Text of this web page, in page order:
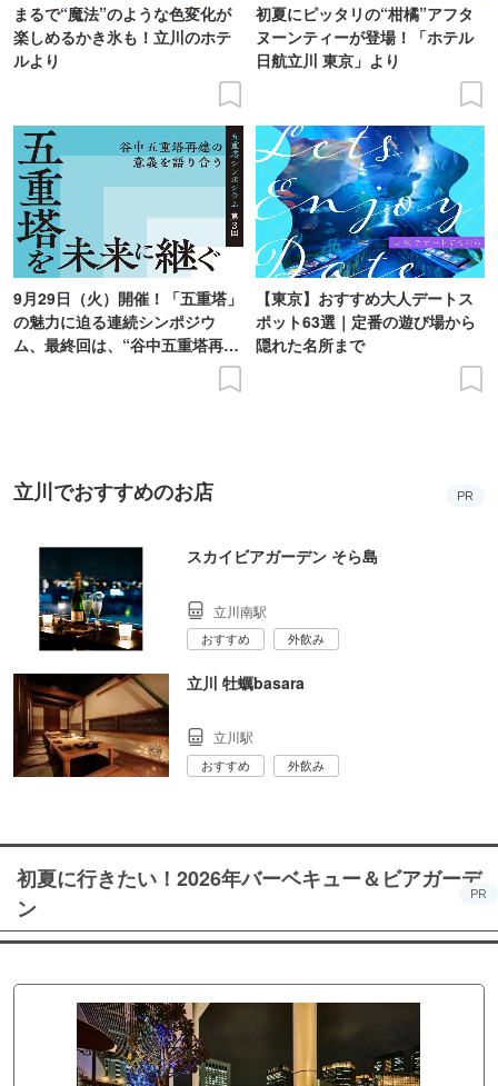
まるで“魔法”のような色変化が
楽しめるかき氷も！立川のホテ
ルより
初夏にピッタリの“柑橘”アフタ
ヌーンティーが登場！「ホテル
日航立川 東京」より
9月29日（火）開催！「五重塔」
の魅力に迫る連続シンポジウ
ム、最終回は、“谷中五重塔再建
【東京】おすすめ大人デートス
ポット63選｜定番の遊び場から
隠れた名所まで
立川でおすすめのお店 PR
スカイビアガーデン そら島
立川南駅
おすすめ 外飲み
立川 牡蠣basara
立川駅
おすすめ 外飲み
初夏に行きたい！2026年バーベキュー＆ビアガーデ
ン
PR